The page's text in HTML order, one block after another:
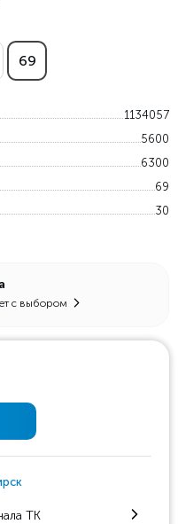
69
1134057
5600
6300
69
30
с выбором
ТК